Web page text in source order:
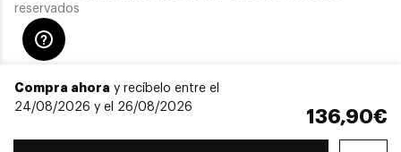
Compra ahora y recíbelo entre el
24/08/2026 y el 26/08/2026
136,90€
reservados